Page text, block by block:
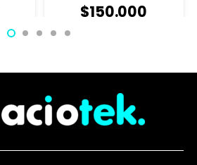
$150.000